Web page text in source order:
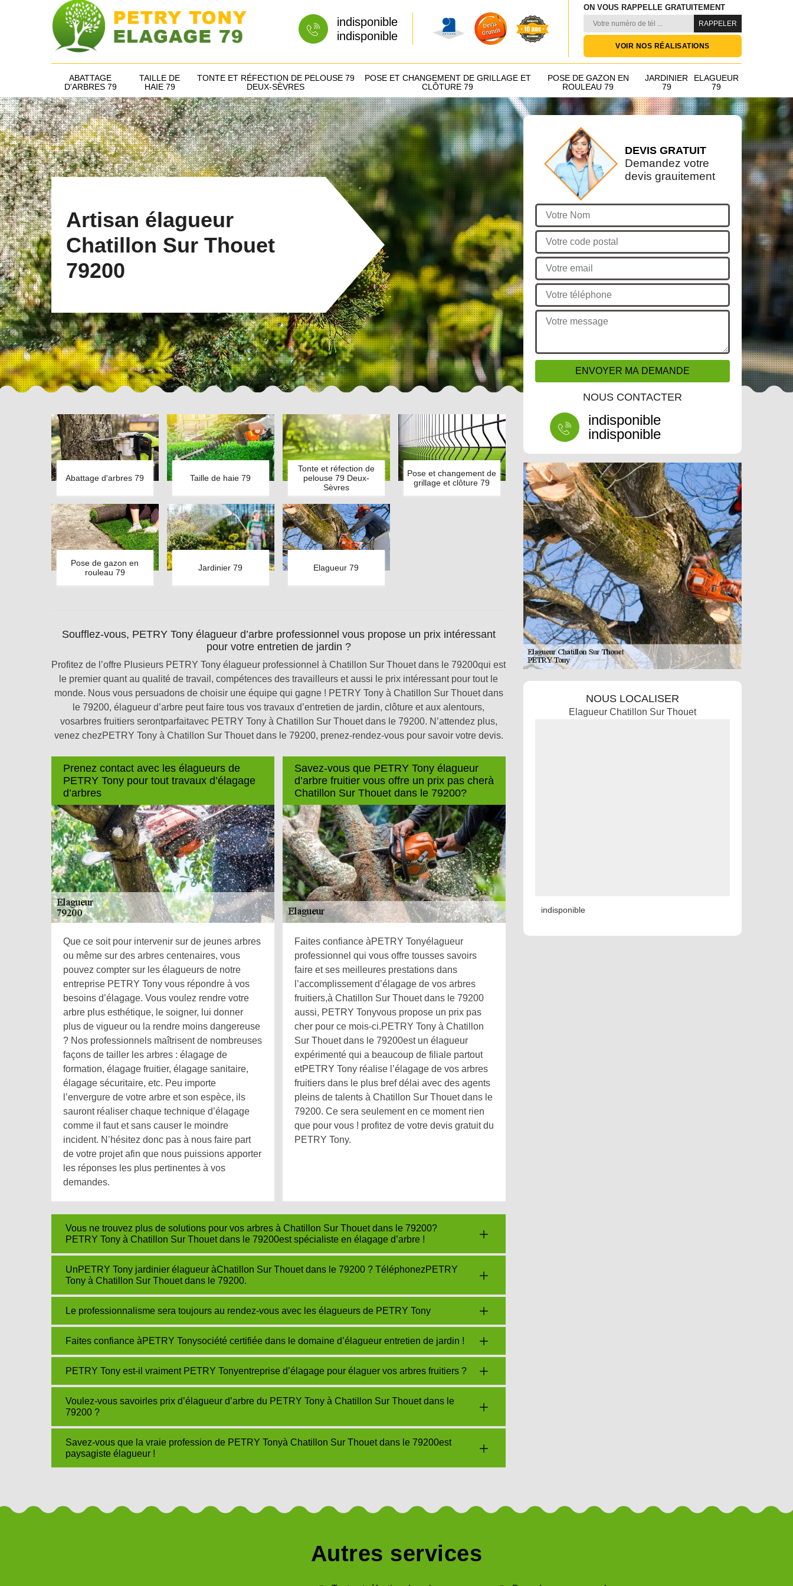
indisponible
indisponible
ON VOUS RAPPELLE GRATUITEMENT
VOIR NOS RÉALISATIONS
ABATTAGE
D'ARBRES 79
TAILLE DE
HAIE 79
TONTE ET RÉFECTION DE PELOUSE 79
DEUX-SÈVRES
POSE ET CHANGEMENT DE GRILLAGE ET
CLÔTURE 79
POSE DE GAZON EN
ROULEAU 79
JARDINIER
79
ELAGUEUR
79
Artisan élagueur
Chatillon Sur Thouet
79200
Abattage d'arbres 79 Taille de haie 79
Tonte et réfection de
pelouse 79 Deux-
Sèvres
Pose et changement de
grillage et clôture 79
Pose de gazon en
rouleau 79
Jardinier 79 Elagueur 79
Soufflez-vous, PETRY Tony élagueur d’arbre professionnel vous propose un prix intéressant
pour votre entretien de jardin ?
Profitez de l’offre Plusieurs PETRY Tony élagueur professionnel à Chatillon Sur Thouet dans le 79200qui est
le premier quant au qualité de travail, compétences des travailleurs et aussi le prix intéressant pour tout le
monde. Nous vous persuadons de choisir une équipe qui gagne ! PETRY Tony à Chatillon Sur Thouet dans
le 79200, élagueur d’arbre peut faire tous vos travaux d’entretien de jardin, clôture et aux alentours,
vosarbres fruitiers serontparfaitavec PETRY Tony à Chatillon Sur Thouet dans le 79200. N’attendez plus,
venez chezPETRY Tony à Chatillon Sur Thouet dans le 79200, prenez-rendez-vous pour savoir votre devis.
Prenez contact avec les élagueurs de
PETRY Tony pour tout travaux d’élagage
d’arbres
Que ce soit pour intervenir sur de jeunes arbres
ou même sur des arbres centenaires, vous
pouvez compter sur les élagueurs de notre
entreprise PETRY Tony vous répondre à vos
besoins d’élagage. Vous voulez rendre votre
arbre plus esthétique, le soigner, lui donner
plus de vigueur ou la rendre moins dangereuse
? Nos professionnels maîtrisent de nombreuses
façons de tailler les arbres : élagage de
formation, élagage fruitier, élagage sanitaire,
élagage sécuritaire, etc. Peu importe
l’envergure de votre arbre et son espèce, ils
sauront réaliser chaque technique d’élagage
comme il faut et sans causer le moindre
incident. N’hésitez donc pas à nous faire part
de votre projet afin que nous puissions apporter
les réponses les plus pertinentes à vos
demandes.
Savez-vous que PETRY Tony élagueur
d’arbre fruitier vous offre un prix pas cherà
Chatillon Sur Thouet dans le 79200?
Faites confiance àPETRY Tonyélagueur
professionnel qui vous offre tousses savoirs
faire et ses meilleures prestations dans
l’accomplissement d’élagage de vos arbres
fruitiers,à Chatillon Sur Thouet dans le 79200
aussi, PETRY Tonyvous propose un prix pas
cher pour ce mois-ci.PETRY Tony à Chatillon
Sur Thouet dans le 79200est un élagueur
expérimenté qui a beaucoup de filiale partout
etPETRY Tony réalise l’élagage de vos arbres
fruitiers dans le plus bref délai avec des agents
pleins de talents à Chatillon Sur Thouet dans le
79200. Ce sera seulement en ce moment rien
que pour vous ! profitez de votre devis gratuit du
PETRY Tony.
Vous ne trouvez plus de solutions pour vos arbres à Chatillon Sur Thouet dans le 79200?
PETRY Tony à Chatillon Sur Thouet dans le 79200est spécialiste en élagage d’arbre !
UnPETRY Tony jardinier élagueur àChatillon Sur Thouet dans le 79200 ? TéléphonezPETRY
Tony à Chatillon Sur Thouet dans le 79200.
Le professionnalisme sera toujours au rendez-vous avec les élagueurs de PETRY Tony
Faites confiance àPETRY Tonysociété certifiée dans le domaine d’élagueur entretien de jardin !
PETRY Tony est-il vraiment PETRY Tonyentreprise d’élagage pour élaguer vos arbres fruitiers ?
Voulez-vous savoirles prix d’élagueur d’arbre du PETRY Tony à Chatillon Sur Thouet dans le
79200 ?
Savez-vous que la vraie profession de PETRY Tonyà Chatillon Sur Thouet dans le 79200est
paysagiste élagueur !
DEVIS GRATUIT
Demandez votre
devis grauitement
NOUS CONTACTER
indisponible
indisponible
NOUS LOCALISER
Elagueur Chatillon Sur Thouet
indisponible
Autres services